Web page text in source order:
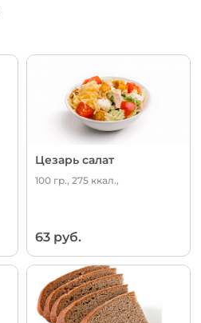
Цезарь салат
100 гр., 275 ккал.,
63 руб.